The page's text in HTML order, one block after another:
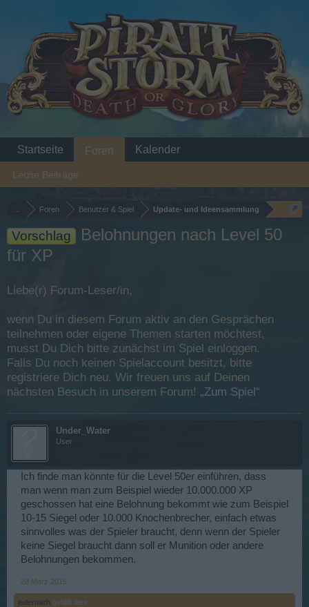
Foren Benutzer & Spiel Update- und Ideensammlung
Vorschlag
Belohnungen nach Level 50
für XP
Liebe(r) Forum-Leser/in,
wenn Du in diesem Forum aktiv an den Gesprächen
teilnehmen oder eigene Themen starten möchtest,
musst Du Dich bitte zunächst im Spiel einloggen.
Falls Du noch keinen Spielaccount besitzt, bitte
registriere Dich neu. Wir freuen uns auf Deinen
nächsten Besuch in unserem Forum! „Zum Spiel“
Under_Water
User
Ich finde man könnte für die Level 50er einführen, dass
man wenn man zum Beispiel wieder 10.000.000 XP
geschossen hat eine Belohnung bekommt wie zum Beispiel
10-15 Siegel oder 10.000 Knochenbrecher, einfach etwas
sinnvolles was der Spieler braucht, denn wenn der Spieler
keine Siegel braucht dann soll er Munition oder andere
Belohnungen bekommen.
28 März 2015
jedermich gefällt dies.
Startseite Foren
Letzte Beiträge
Kalender